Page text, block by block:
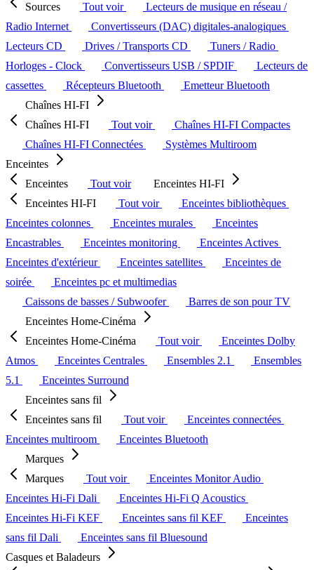
Sources
Tout voir
Lecteurs de musique en réseau /
Radio Internet
Convertisseurs (DAC) digitales-analogiques
Lecteurs CD
Drives / Transports CD
Tuners / Radio
Horloges - Clock
Convertisseurs USB / SPDIF
Lecteurs de
cassettes
Récepteurs Bluetooth
Emetteur Bluetooth
Chaînes HI-FI
Chaînes HI-FI
Tout voir
Chaînes HI-FI Compactes
Chaînes HI-FI Connectées
Systèmes Multiroom
Enceintes
Enceintes
Tout voir
Enceintes HI-FI
Enceintes HI-FI
Tout voir
Enceintes bibliothèques
Enceintes colonnes
Enceintes murales
Enceintes
Encastrables
Enceintes monitoring
Enceintes Actives
Enceintes d'extérieur
Enceintes satellites
Enceintes de
soirée
Enceintes pc et multimedias
Caissons de basses / Subwoofer
Barres de son pour TV
Enceintes Home-Cinéma
Enceintes Home-Cinéma
Tout voir
Enceintes Dolby
Atmos
Enceintes Centrales Ensembles 2.1
Ensembles
5.1
Enceintes Surround
Enceintes sans fil
Enceintes sans fil
Tout voir
Enceintes connectées
Enceintes multiroom
Enceintes Bluetooth
Marques
Marques
Tout voir
Enceintes Monitor Audio
Enceintes Hi-Fi Dali
Enceintes Hi-Fi Q Acoustics
Enceintes Hi-Fi KEF
Enceintes sans fil KEF
Enceintes
sans fil Dali
Enceintes sans fil Bluesound
Casques et Baladeurs